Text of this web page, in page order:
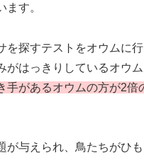
ます。
を探すテストをオウムに行
がはっきりしているオウ
手があるオウムの方が2倍
が与えられ、鳥たちがひ